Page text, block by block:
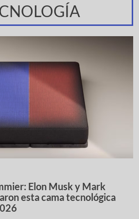
Elon Musk y Mark
esta cama tecnológica